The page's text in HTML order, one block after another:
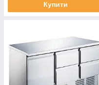
Купити